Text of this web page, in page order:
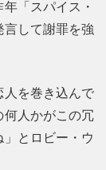
「スパイス・
して謝罪を強
人を巻き込んで
人かがこの冗
とロビー・ウ